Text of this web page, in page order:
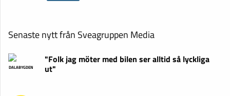
Senaste nytt från Sveagruppen Media
DALABYGDEN
"Folk jag möter med bilen ser alltid så lyckliga
ut"